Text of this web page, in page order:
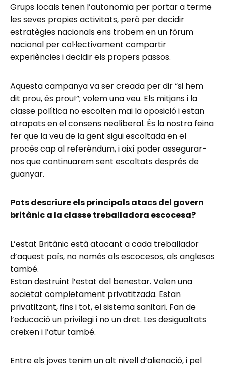
Grups locals tenen l’autonomia per portar a terme
les seves propies activitats, però per decidir
estratègies nacionals ens trobem en un fòrum
nacional per col·lectivament compartir
experiències i decidir els propers passos.
Aquesta campanya va ser creada per dir “si hem
dit prou, és prou!”; volem una veu. Els mitjans i la
classe política no escolten mai la oposició i estan
atrapats en el consens neoliberal. És la nostra feina
fer que la veu de la gent sigui escoltada en el
procés cap al referèndum, i així poder assegurar-
nos que continuarem sent escoltats després de
guanyar.
Pots descriure els principals atacs del govern
britànic a la classe treballadora escocesa?
L’estat Britànic està atacant a cada treballador
d’aquest país, no només als escocesos, als anglesos
també.
Estan destruint l’estat del benestar. Volen una
societat completament privatitzada. Estan
privatitzant, fins i tot, el sistema sanitari. Fan de
l’educació un privilegi i no un dret. Les desigualtats
creixen i l’atur també.
Entre els joves tenim un alt nivell d’alienació, i pel